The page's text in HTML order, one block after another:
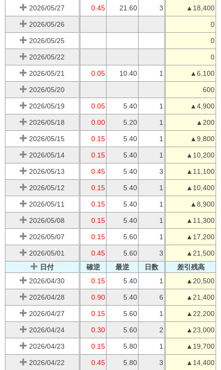
2026/05/27 0.45 21.60 3 ▲18,400
2026/05/26 0
2026/05/25 0
2026/05/22 0
2026/05/21 0.05 10.40 1 ▲6,100
2026/05/20 600
2026/05/19 0.05 5.40 1 ▲4,900
2026/05/18 0.00 5.20 1 ▲200
2026/05/15 0.15 5.40 1 ▲9,800
2026/05/14 0.15 5.40 1 ▲10,200
2026/05/13 0.45 5.40 3 ▲11,100
2026/05/12 0.15 5.40 1 ▲10,400
2026/05/11 0.15 5.40 1 ▲8,900
2026/05/08 0.15 5.40 1 ▲11,300
2026/05/07 0.15 5.60 1 ▲17,200
2026/05/01 0.45 5.60 3
▲21,500
日付
確逆 最逆 日数
差引残高
2026/04/30
0.15 5.40 1 ▲20,500
2026/04/28 0.90 5.40 6 ▲21,400
2026/04/27 0.15 5.60 1 ▲22,200
2026/04/24 0.30 5.60 2 ▲23,000
2026/04/23 0.15 5.80 1 ▲19,700
2026/04/22 0.45 5.80 3 ▲14,400